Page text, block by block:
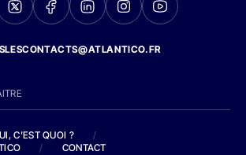
C'EST QUOI ?
/
/ CONTACT